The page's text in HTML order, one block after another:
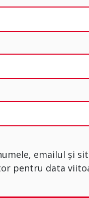
emailul și
pentru data